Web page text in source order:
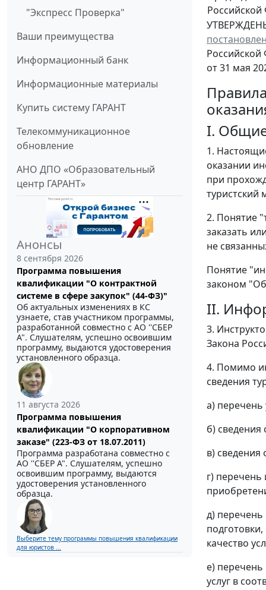
"Экспресс Проверка"
Ваши преимущества
Информационный банк
Информационные материалы
Купить систему ГАРАНТ
Телекоммуникационное
обновление
АНО ДПО «Образовательный
центр ГАРАНТ»
Анонсы
8 сентября 2026
Программа повышения
квалификации "О контрактной
системе в сфере закупок" (44-ФЗ)"
Об актуальных изменениях в КС
узнаете, став участником программы,
разработанной совместно с АО ''СБЕР
А". Слушателям, успешно освоившим
программу, выдаются удостоверения
установленного образца.
11 августа 2026
Программа повышения
квалификации "О корпоративном
заказе" (223-ФЗ от 18.07.2011)
Программа разработана совместно с
АО ''СБЕР А". Слушателям, успешно
освоившим программу, выдаются
удостоверения установленного
образца.
Выберите тему программы повышения квалификации
для юристов ...
от 31 мая
I.
1.
оказании
при
туристский
2. Понятие
заказать
не
Понятие
законом "Об
II.
3.
Закона
4. Помимо
сведения
а) перечень
б) сведения
в) сведения
г) перечень
д) перечень
качество
е)
услуг в